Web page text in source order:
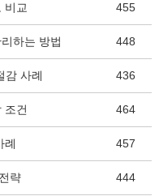
비교 455
하는 방법 448
감 사례 436
조건 464
례 457
략 444